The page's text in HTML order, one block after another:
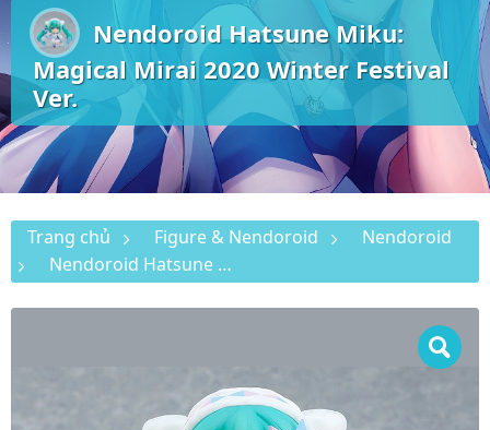
Nendoroid Hatsune Miku:
Magical Mirai 2020 Winter Festival
Ver.
Trang chủ Figure & Nendoroid
Nendoroid
Nendoroid Hatsune Miku: Magical Mirai 2020 Winter Festival Ver.